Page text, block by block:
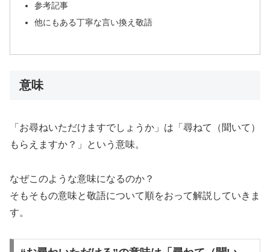
参考記事
他にもある丁寧な言い換え敬語
意味
「お尋ねいただけますでしょうか」は「尋ねて（聞いて）
もらえますか？」という意味。
なぜこのような意味になるのか？
そもそもの意味と敬語について順をおって解説していきま
す。